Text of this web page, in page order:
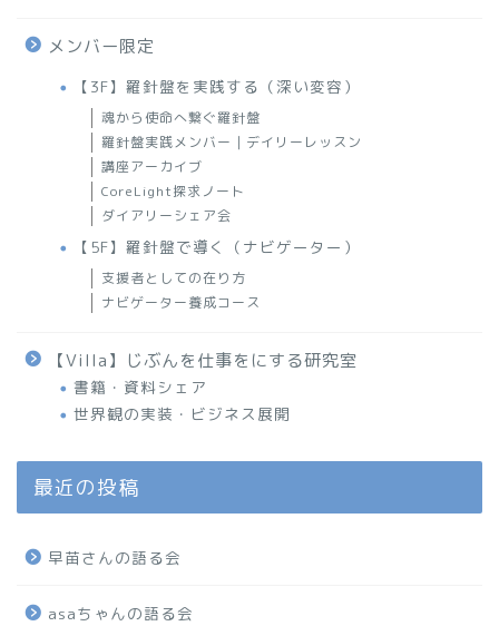
メンバー限定
【3F】羅針盤を実践する（深い変容）
魂から使命へ繋ぐ羅針盤
羅針盤実践メンバー｜デイリーレッスン
講座アーカイブ
CoreLight探求ノート
ダイアリーシェア会
【5F】羅針盤で導く（ナビゲーター）
支援者としての在り方
ナビゲーター養成コース
【Villa】じぶんを仕事をにする研究室
書籍・資料シェア
世界観の実装・ビジネス展開
最近の投稿
早苗さんの語る会
asaちゃんの語る会